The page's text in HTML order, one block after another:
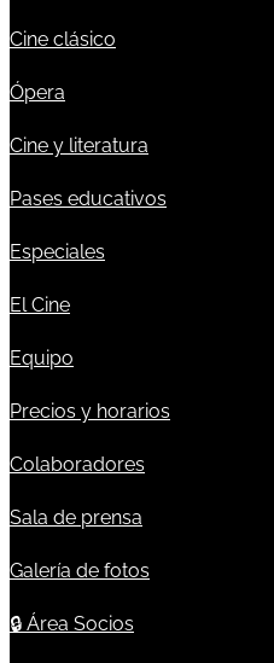
Cine clásico
Ópera
Cine y literatura
Pases educativos
Especiales
El Cine
Equipo
Precios y horarios
Colaboradores
Sala de prensa
Galería de fotos
🔒 Área Socios